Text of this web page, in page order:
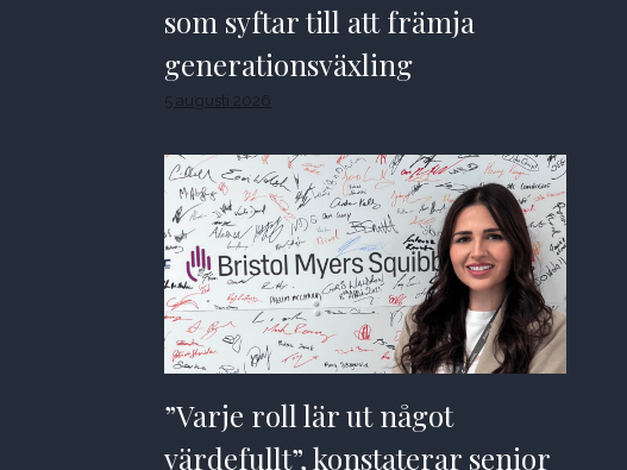
som syftar till att främja
generationsväxling
5 augusti 2026
”Varje roll lär ut något
värdefullt”, konstaterar senior